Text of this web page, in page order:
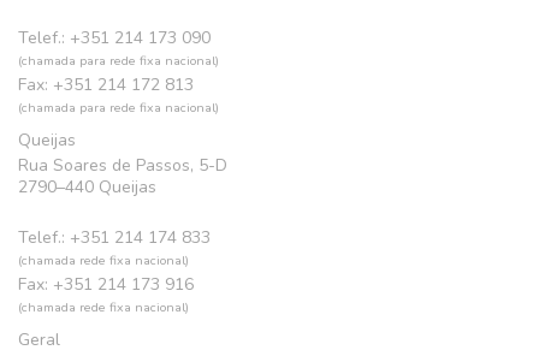
Telef.: +351 214 173 090
(chamada para rede fixa nacional)
Fax: +351 214 172 813
(chamada para rede fixa nacional)
Queijas
Rua Soares de Passos, 5-D
2790–440 Queijas
Telef.: +351 214 174 833
(chamada rede fixa nacional)
Fax: +351 214 173 916
(chamada rede fixa nacional)
Geral